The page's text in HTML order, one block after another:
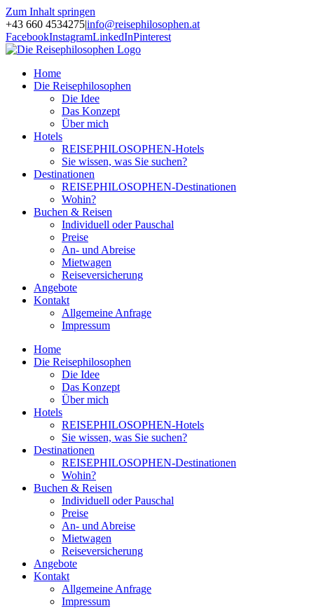
Zum Inhalt springen
+43 660 4534275|info@reisephilosophen.at
FacebookInstagramLinkedInPinterest
Home
Die Reisephilosophen
Die Idee
Das Konzept
Über mich
Hotels
REISEPHILOSOPHEN-Hotels
Sie wissen, was Sie suchen?
Destinationen
REISEPHILOSOPHEN-Destinationen
Wohin?
Buchen & Reisen
Individuell oder Pauschal
Preise
An- und Abreise
Mietwagen
Reiseversicherung
Angebote
Kontakt
Allgemeine Anfrage
Impressum
Home
Die Reisephilosophen
Die Idee
Das Konzept
Über mich
Hotels
REISEPHILOSOPHEN-Hotels
Sie wissen, was Sie suchen?
Destinationen
REISEPHILOSOPHEN-Destinationen
Wohin?
Buchen & Reisen
Individuell oder Pauschal
Preise
An- und Abreise
Mietwagen
Reiseversicherung
Angebote
Kontakt
Allgemeine Anfrage
Impressum